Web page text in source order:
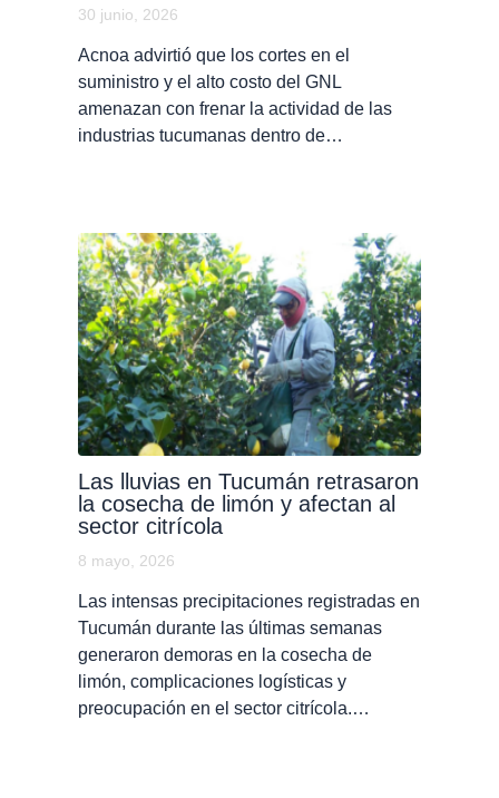
30 junio, 2026
Acnoa advirtió que los cortes en el
suministro y el alto costo del GNL
amenazan con frenar la actividad de las
industrias tucumanas dentro de…
Las lluvias en Tucumán retrasaron
la cosecha de limón y afectan al
sector citrícola
8 mayo, 2026
Las intensas precipitaciones registradas en
Tucumán durante las últimas semanas
generaron demoras en la cosecha de
limón, complicaciones logísticas y
preocupación en el sector citrícola.…